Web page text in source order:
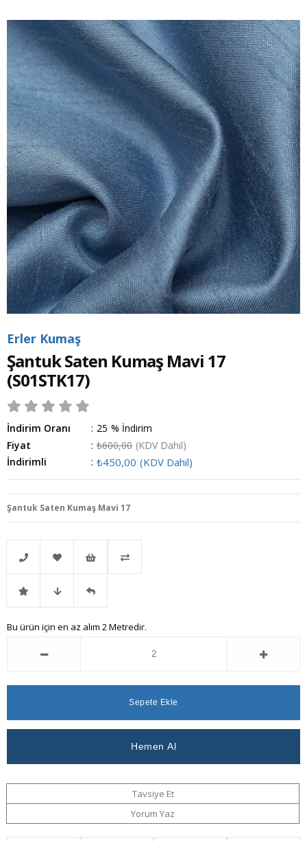
Erler Kumaş
Şantuk Saten Kumaş Mavi 17
(S01STK17)
İndirim Oranı : %
25
İndirim
Fiyat
: ₺600,00 (KDV Dahil)
İndirimli
: ₺450,00 (KDV Dahil)
Şantuk Saten Kumaş Mavi 17
Telefonla
Sipariş
Favorilere
Ekle
İstek
Listeme
İndirimli Fiyat
Ver
Gelince
Bu ürün için en az alım 2 Metredir.
Tavsiye Et
Yorum Yaz